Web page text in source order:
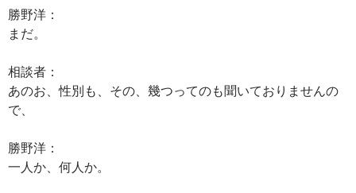
勝野洋：
まだ。
相談者：
あのお、性別も、その、幾つってのも聞いておりませんの
で、
勝野洋：
一人か、何人か。